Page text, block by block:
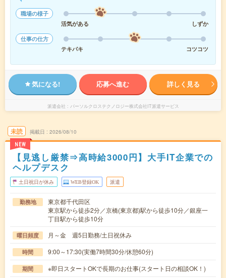
職場の様子
活気がある
しずか
仕事の仕方
テキパキ
コツコツ
気になる! 応募へ進む 詳しく見る
派遣会社 パーソルクロステクノロジー株式会社IT派遣サービス
未読
NEW
掲載日 2026/08/10
【見逃し厳禁⇒高時給3000円】大手IT企業での
ヘルプデスク
土日祝日が休み WEB登録OK 派遣
勤務地
東京都千代田区
東京駅から徒歩2分／京橋(東京都)駅から徒歩10分／銀座一
丁目駅から徒歩10分
曜日頻度 月～金 週5日勤務/土日祝休み
時間 9:00～17:30(実働7時間30分/休憩60分)
期間 ※即日スタートOKで長期のお仕事(スタート日の相談OK！)